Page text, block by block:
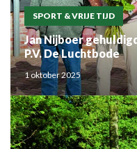
SPORT & VRIJE TIJD
Jan Nijboer
P.V. De Luchtbode
1 oktober 2025